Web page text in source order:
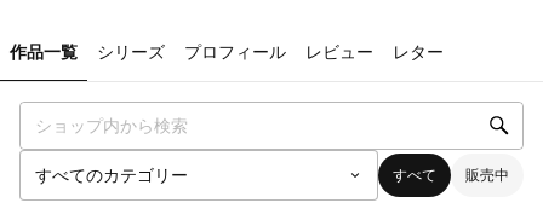
作品一覧 シリーズ プロフィール レビュー レター
すべて 販売中